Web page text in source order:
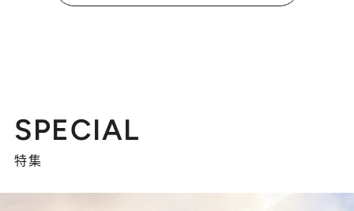
SPECIAL
特集